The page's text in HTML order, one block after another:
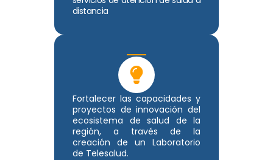
distancia
Fortalecer las capacidades y
proyectos de innovación del
ecosistema de salud de la
región, a través de la
creación de un Laboratorio
de Telesalud.